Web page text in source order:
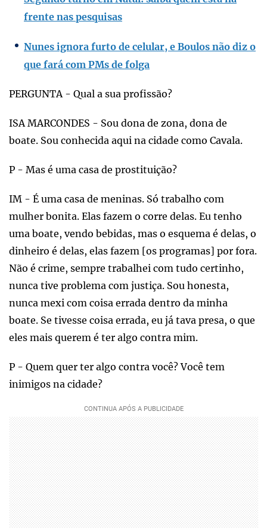
frente nas pesquisas
Nunes ignora furto de celular, e Boulos não diz o
que fará com PMs de folga
PERGUNTA - Qual a sua profissão?
ISA MARCONDES - Sou dona de zona, dona de
boate. Sou conhecida aqui na cidade como Cavala.
P - Mas é uma casa de prostituição?
IM - É uma casa de meninas. Só trabalho com
mulher bonita. Elas fazem o corre delas. Eu tenho
uma boate, vendo bebidas, mas o esquema é delas, o
dinheiro é delas, elas fazem [os programas] por fora.
Não é crime, sempre trabalhei com tudo certinho,
nunca tive problema com justiça. Sou honesta,
nunca mexi com coisa errada dentro da minha
boate. Se tivesse coisa errada, eu já tava presa, o que
eles mais querem é ter algo contra mim.
P - Quem quer ter algo contra você? Você tem
inimigos na cidade?